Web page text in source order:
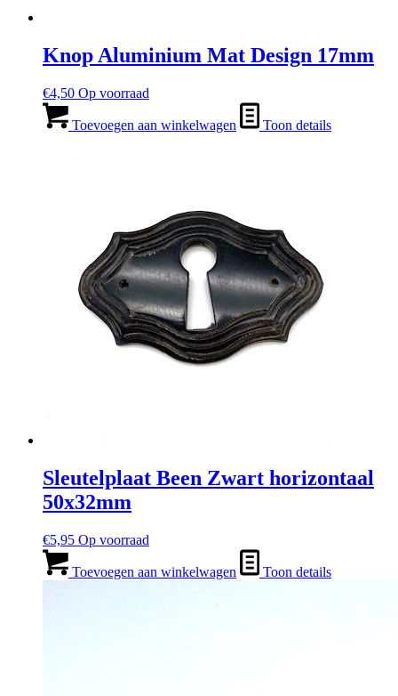
Knop Aluminium Mat Design 17mm
€4,50 Op voorraad
Toevoegen aan winkelwagen Toon details
Sleutelplaat Been Zwart horizontaal
50x32mm
€5,95 Op voorraad
Toevoegen aan winkelwagen Toon details